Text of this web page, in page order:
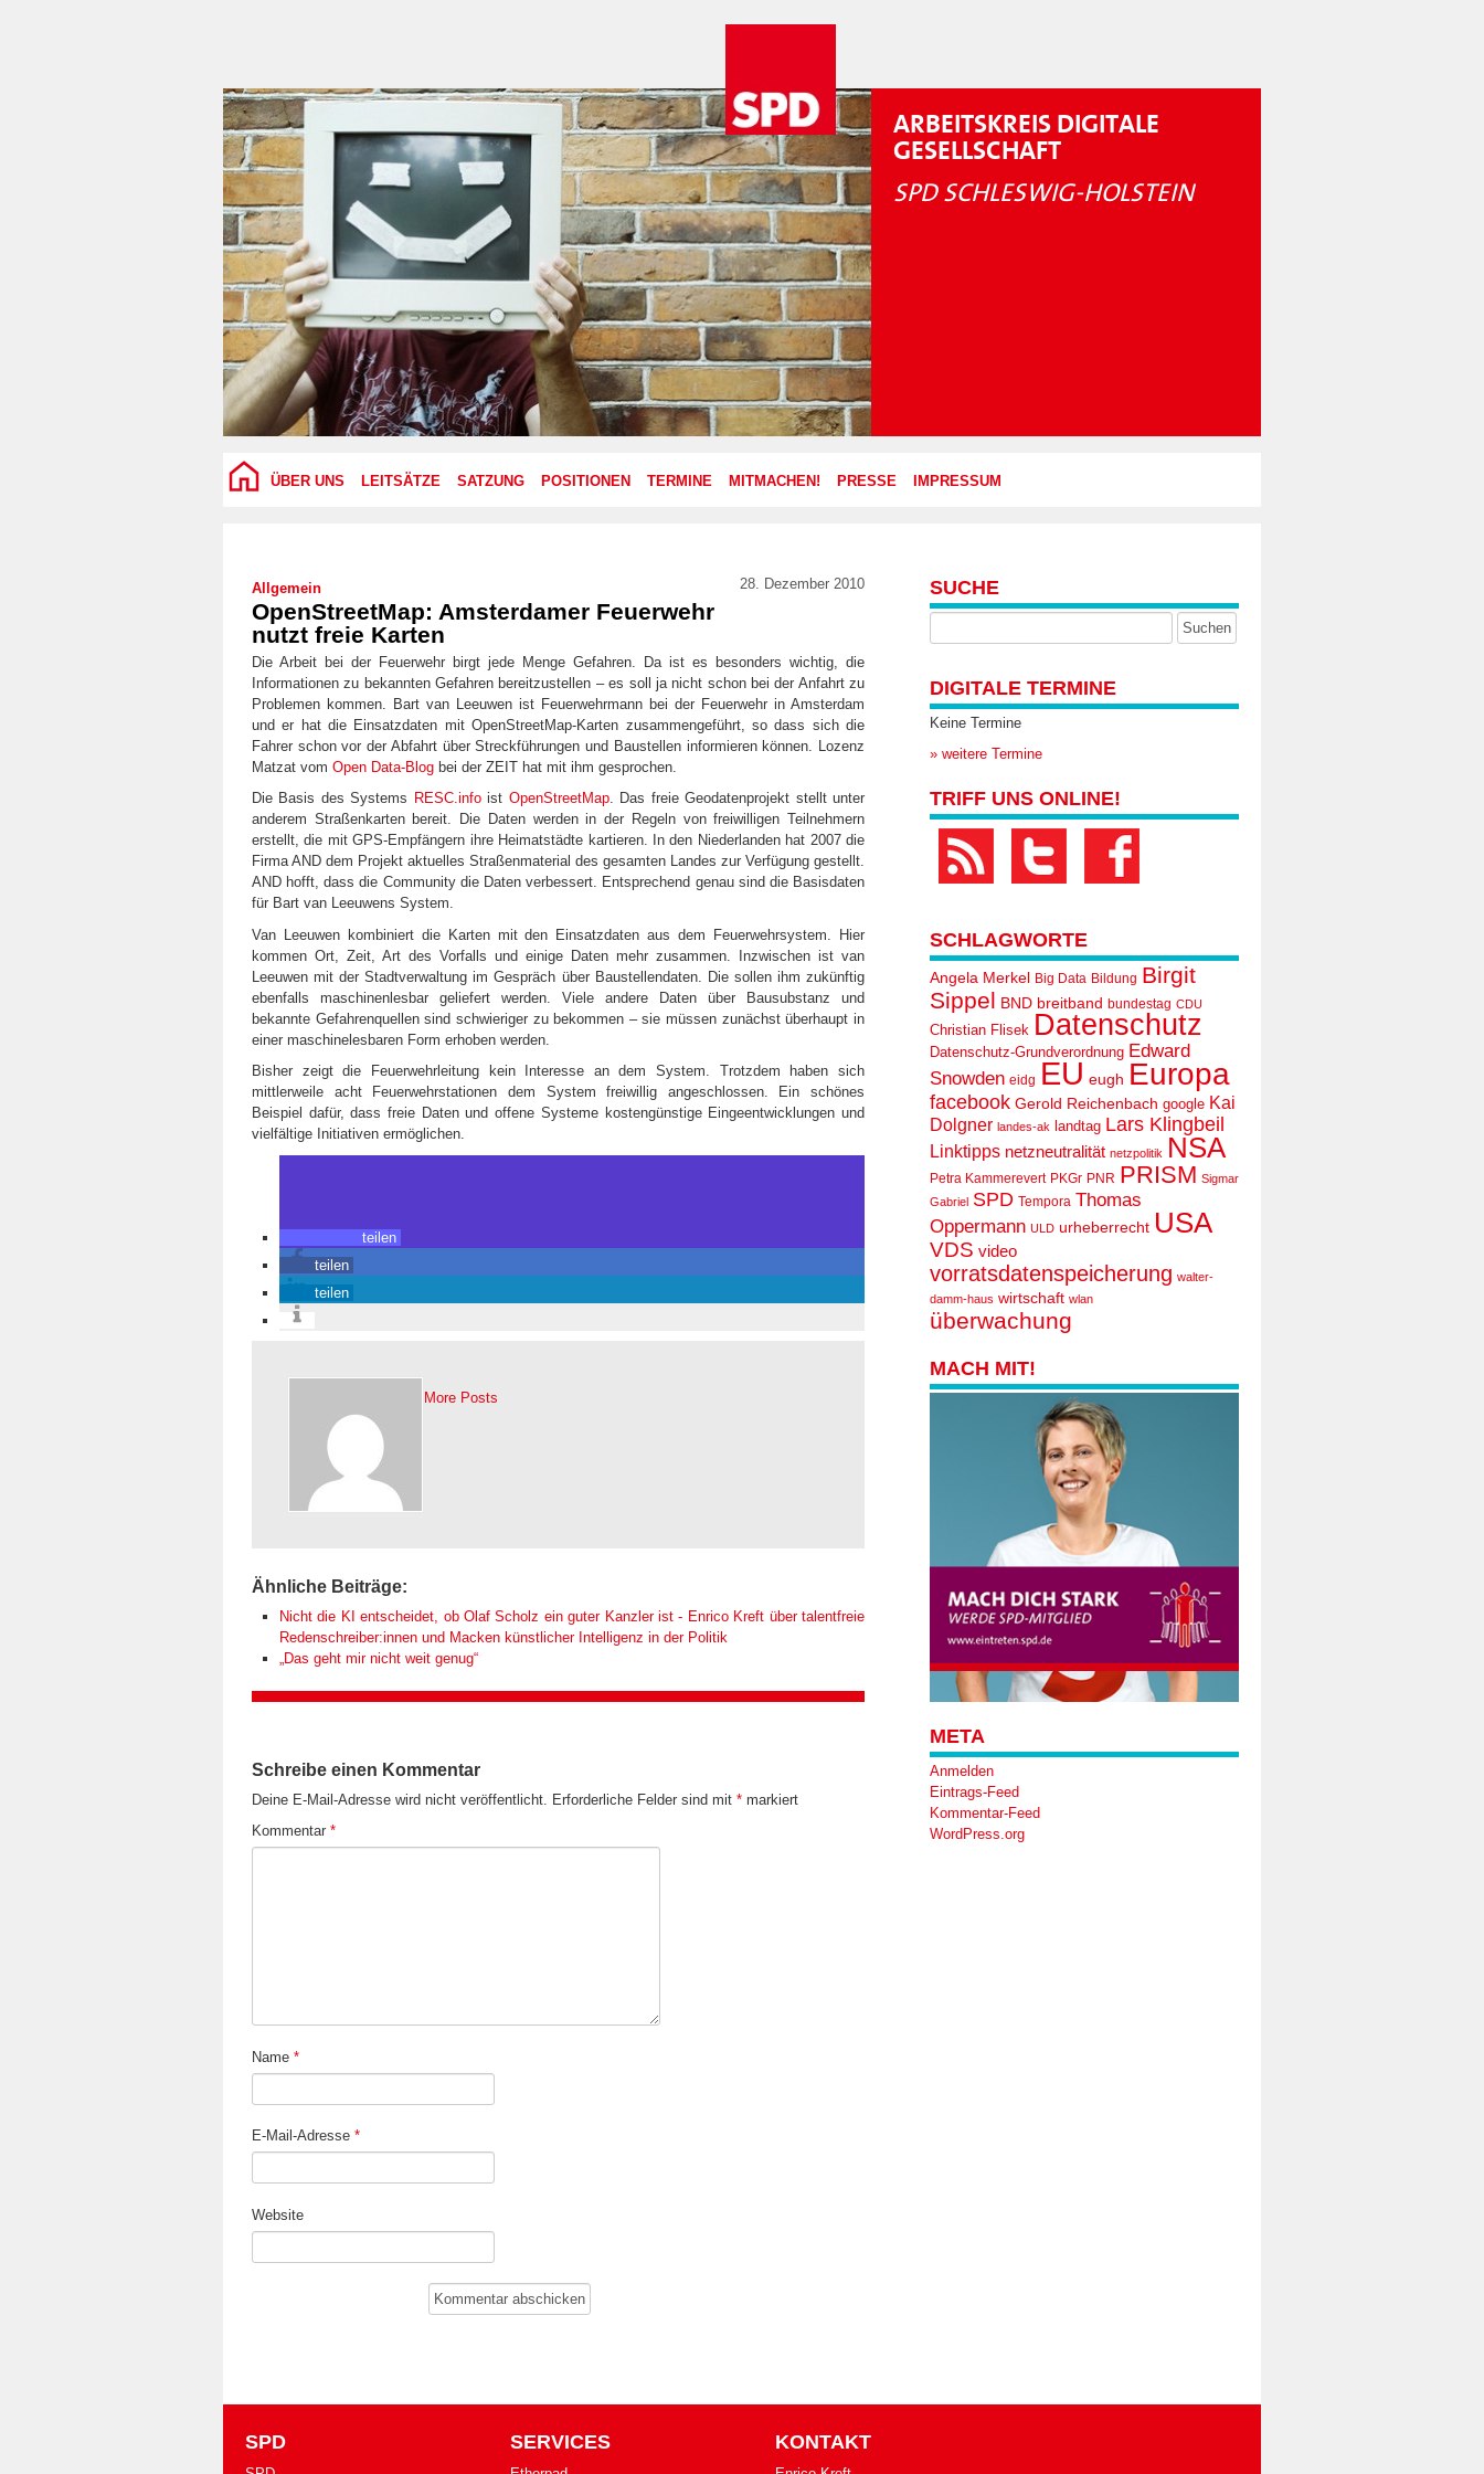
ARBEITSKREIS DIGITALE
GESELLSCHAFT
SPD SCHLESWIG-HOLSTEIN
ÜBER UNS LEITSÄTZE SATZUNG POSITIONEN TERMINE MITMACHEN! PRESSE IMPRESSUM
28. Dezember 2010
Allgemein
OpenStreetMap: Amsterdamer Feuerwehr
nutzt freie Karten
Die Arbeit bei der Feuerwehr birgt jede Menge Gefahren. Da ist es besonders wichtig, die
Informationen zu bekannten Gefahren bereitzustellen – es soll ja nicht schon bei der Anfahrt zu
Problemen kommen. Bart van Leeuwen ist Feuerwehrmann bei der Feuerwehr in Amsterdam
und er hat die Einsatzdaten mit OpenStreetMap-Karten zusammengeführt, so dass sich die
Fahrer schon vor der Abfahrt über Streckführungen und Baustellen informieren können. Lozenz
Matzat vom Open Data-Blog bei der ZEIT hat mit ihm gesprochen.
Die Basis des Systems RESC.infoist OpenStreetMap. Das freie Geodatenprojekt stellt unter
anderem Straßenkarten bereit. Die Daten werden in der Regeln von freiwilligen Teilnehmern
erstellt, die mit GPS-Empfängern ihre Heimatstädte kartieren. In den Niederlanden hat 2007 die
Firma AND dem Projekt aktuelles Straßenmaterial des gesamten Landes zur Verfügung gestellt.
AND hofft, dass die Community die Daten verbessert. Entsprechend genau sind die Basisdaten
für Bart van Leeuwens System.
Van Leeuwen kombiniert die Karten mit den Einsatzdaten aus dem Feuerwehrsystem. Hier
kommen Ort, Zeit, Art des Vorfalls und einige Daten mehr zusammen. Inzwischen ist van
Leeuwen mit der Stadtverwaltung im Gespräch über Baustellendaten. Die sollen ihm zukünftig
ebenfalls maschinenlesbar geliefert werden. Viele andere Daten über Bausubstanz und
bekannte Gefahrenquellen sind schwieriger zu bekommen – sie müssen zunächst überhaupt in
einer maschinelesbaren Form erhoben werden.
Bisher zeigt die Feuerwehrleitung kein Interesse an dem System. Trotzdem haben sich
mittlerweile acht Feuerwehrstationen dem System freiwillig angeschlossen. Ein schönes
Beispiel dafür, dass freie Daten und offene Systeme kostengünstige Eingeentwicklungen und
vielfältige Initiativen ermöglichen.
teilen
teilen
teilen
More Posts
Ähnliche Beiträge:
Nicht die KI entscheidet, ob Olaf Scholz ein guter Kanzler ist - Enrico Kreft über talentfreie
Redenschreiber:innen und Macken künstlicher Intelligenz in der Politik
„Das geht mir nicht weit genug“
Schreibe einen Kommentar
Deine E-Mail-Adresse wird nicht veröffentlicht. Erforderliche Felder sind mit * markiert
Kommentar *
Name *
E-Mail-Adresse *
Website
SUCHE
DIGITALE TERMINE
Keine Termine
» weitere Termine
TRIFF UNS ONLINE!
SCHLAGWORTE
Angela Merkel Big Data Bildung Birgit
Sippel BND breitband bundestag CDU
Christian Flisek Datenschutz
Datenschutz-Grundverordnung Edward
Snowden eidg EU eugh Europa
facebook Gerold Reichenbach google Kai
Dolgner landes-ak landtag Lars Klingbeil
Linktipps netzneutralität netzpolitik NSA
Petra Kammerevert PKGr PNR PRISM Sigmar
Gabriel SPD Tempora Thomas
Oppermann ULD urheberrecht USA
VDS video
vorratsdatenspeicherung walter-
damm-haus wirtschaft wlan
überwachung
MACH MIT!
META
Anmelden
Eintrags-Feed
Kommentar-Feed
WordPress.org
SPD SERVICES KONTAKT